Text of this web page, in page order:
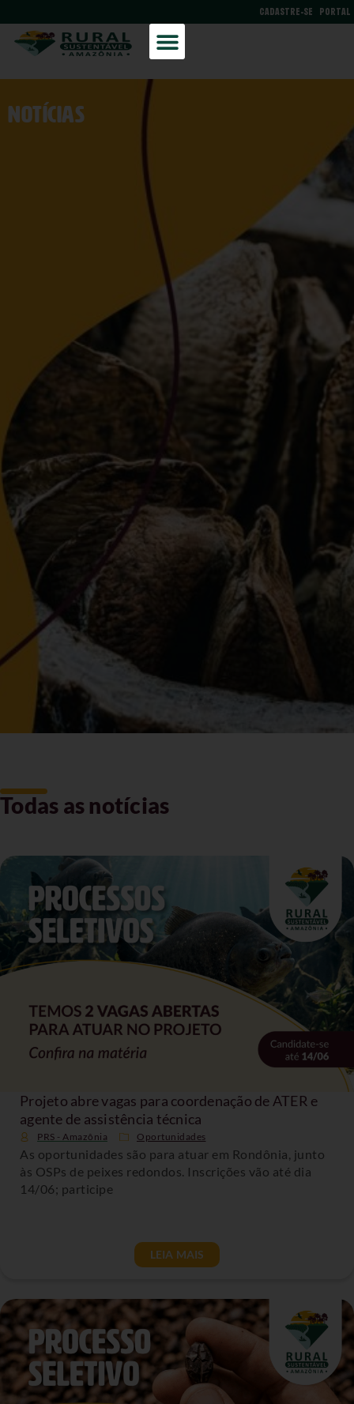
PORTAL
CADASTRE-SE
NOtícias
Todas as notícias
Projeto abre vagas para coordenação de ATER e
agente de assistência técnica
PRS - Amazônia Oportunidades
As oportunidades são para atuar em Rondônia, junto
às OSPs de peixes redondos. Inscrições vão até dia
14/06; participe
LEIA MAIS